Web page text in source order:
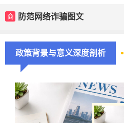
商 防范网络诈骗图文
政策背景与意义深度剖析